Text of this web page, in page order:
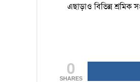
এছাড়াও বিভিন্ন শ্রমিক
0
SHARES